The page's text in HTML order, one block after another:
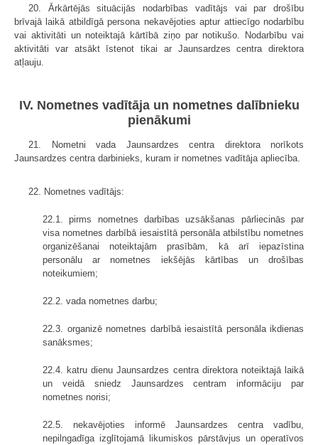
20. Ārkārtējās situācijās nodarbības vadītājs vai par drošību
brīvajā laikā atbildīgā persona nekavējoties aptur attiecīgo nodarbību
vai aktivitāti un noteiktajā kārtībā ziņo par notikušo. Nodarbību vai
aktivitāti var atsākt īstenot tikai ar Jaunsardzes centra direktora
atļauju.
IV. Nometnes vadītāja un nometnes dalībnieku
pienākumi
21. Nometni vada Jaunsardzes centra direktora norīkots
Jaunsardzes centra darbinieks, kuram ir nometnes vadītāja apliecība.
22. Nometnes vadītājs:
22.1. pirms nometnes darbības uzsākšanas pārliecinās par
visa nometnes darbībā iesaistītā personāla atbilstību nometnes
organizēšanai noteiktajām prasībām, kā arī iepazīstina
personālu ar nometnes iekšējās kārtības un drošības
noteikumiem;
22.2. vada nometnes darbu;
22.3. organizē nometnes darbībā iesaistītā personāla ikdienas
sanāksmes;
22.4. katru dienu Jaunsardzes centra direktora noteiktajā laikā
un veidā sniedz Jaunsardzes centram informāciju par
nometnes norisi;
22.5. nekavējoties informē Jaunsardzes centra vadību,
nepilngadīga izglītojamā likumiskos pārstāvjus un operatīvos